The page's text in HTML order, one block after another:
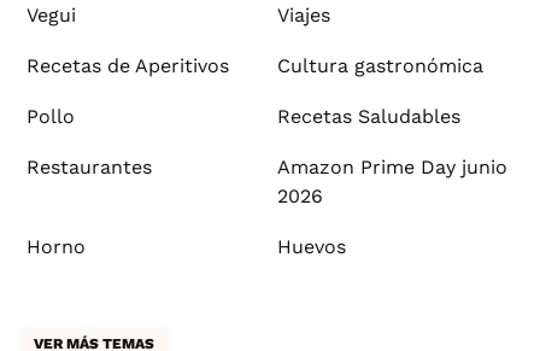
Vegui Viajes
Recetas de Aperitivos Cultura gastronómica
Pollo Recetas Saludables
Restaurantes
Amazon Prime Day junio
2026
Horno Huevos
VER MÁS TEMAS